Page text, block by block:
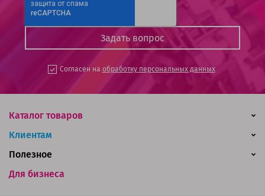
Согласен на обработку персональных данных
Каталог товаров
Клиентам
Для бизнеса
Полезное